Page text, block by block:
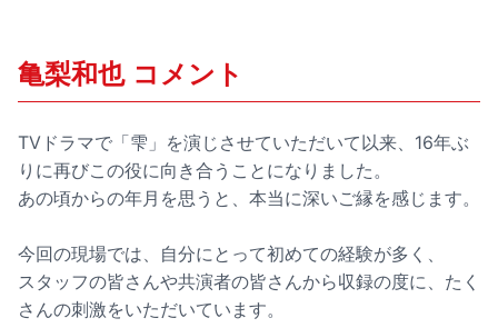
亀梨和也 コメント
TVドラマで「雫」を演じさせていただいて以来、16年ぶ
りに再びこの役に向き合うことになりました。
あの頃からの年月を思うと、本当に深いご縁を感じます。
今回の現場では、自分にとって初めての経験が多く、
スタッフの皆さんや共演者の皆さんから収録の度に、たく
さんの刺激をいただいています。